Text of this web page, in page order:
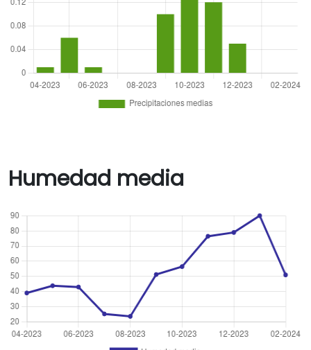
Humedad media